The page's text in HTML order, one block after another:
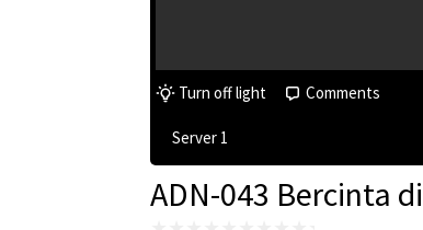
Turn off light Comments
Server 1
ADN-043 Bercinta